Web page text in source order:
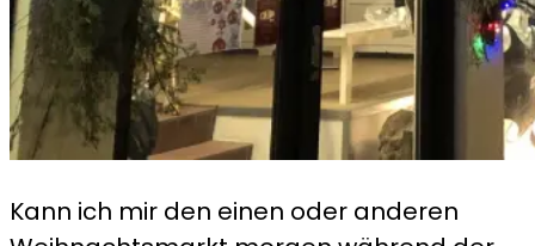
Kann ich mir den einen oder anderen